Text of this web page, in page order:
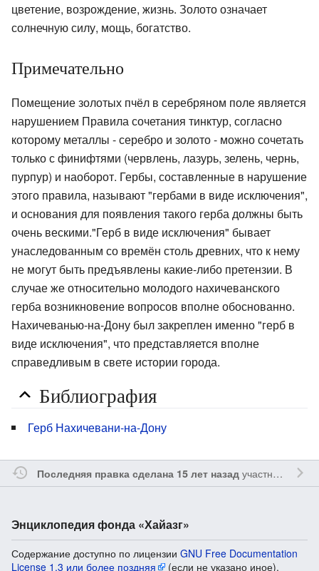
цветение, возрождение, жизнь. Золото означает
солнечную силу, мощь, богатство.
Примечательно
Помещение золотых пчёл в серебряном поле является
нарушением Правила сочетания тинктур, согласно
которому металлы - серебро и золото - можно сочетать
только с финифтями (червлень, лазурь, зелень, чернь,
пурпур) и наоборот. Гербы, составленные в нарушение
этого правила, называют "гербами в виде исключения",
и основания для появления такого герба должны быть
очень вескими."Герб в виде исключения" бывает
унаследованным со времён столь древних, что к нему
не могут быть предъявлены какие-либо претензии. В
случае же относительно молодого нахичеванского
герба возникновение вопросов вполне обоснованно.
Нахичеванью-на-Дону был закреплен именно "герб в
виде исключения", что представляется вполне
справедливым в свете истории города.
Библиография
Герб Нахичевани-на-Дону
Последняя правка сделана 15 лет назадучастником
Энциклопедия фонда «Хайазг»
Содержание доступно по лицензии GNU Free Documentation
License 1.3 или более поздняя
(если не указано иное).